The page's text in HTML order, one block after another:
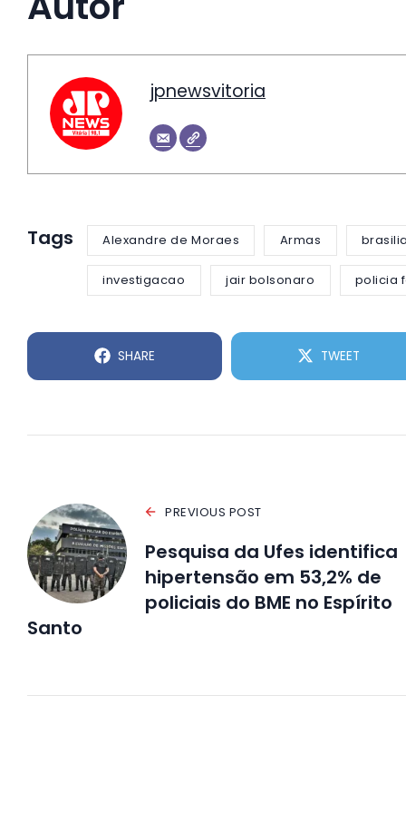
jpnewsvitoria
Tags Alexandre de Moraes Armas
investigacao jair bolsonaro policia
SHARE TWEET
PREVIOUS POST
Pesquisa da Ufes identifica
hipertensão em 53,2% de
policiais do BME no Espírito
Santo